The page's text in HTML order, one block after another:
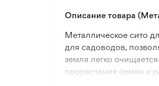
Описание товара
Металлическое сито
для садоводов,
земля легко
прорастания семян и